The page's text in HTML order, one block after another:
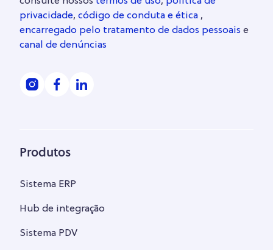
privacidade, código de conduta e ética ,
encarregado pelo tratamento de dados pessoais e
canal de denúncias
Produtos
Sistema ERP
Hub de integração
Sistema PDV